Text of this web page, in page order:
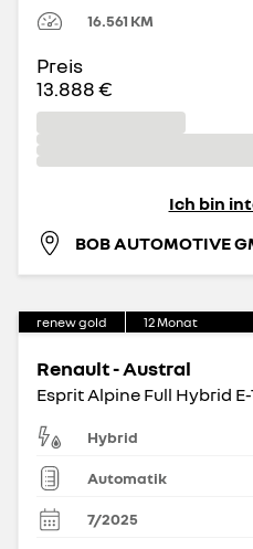
16.561 KM
Preis
13.888 €
Ich bin
BOB AUTOMOTIVE
renew gold 12Monat
Renault - Austral
Esprit Alpine Full Hybrid
Hybrid
Automatik
7/2025